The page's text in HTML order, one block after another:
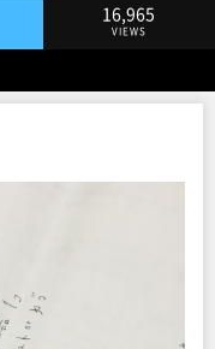
16,965
VIEWS